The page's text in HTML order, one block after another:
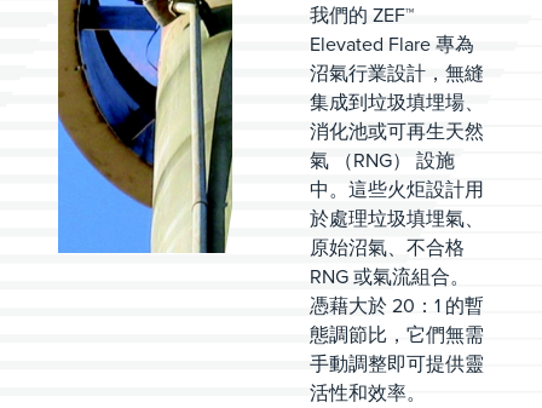
我們的 ZEF™
Elevated Flare 專為
沼氣行業設計，無縫
集成到垃圾填埋場、
消化池或可再生天然
氣 （RNG） 設施
中。這些火炬設計用
於處理垃圾填埋氣、
原始沼氣、不合格
RNG 或氣流組合。
憑藉大於 20：1 的暫
態調節比，它們無需
手動調整即可提供靈
活性和效率。